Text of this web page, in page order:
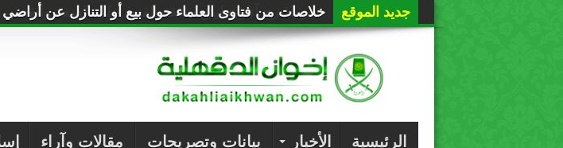
جديد الموقع خلاصات من فتاوى العلماء حول بيع أو التنازل عن أراضي
الرئيسية الأخبار بيانات وتصريحات مقالات وآراء